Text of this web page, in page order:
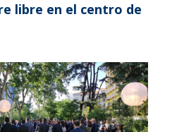
libre en el centro de